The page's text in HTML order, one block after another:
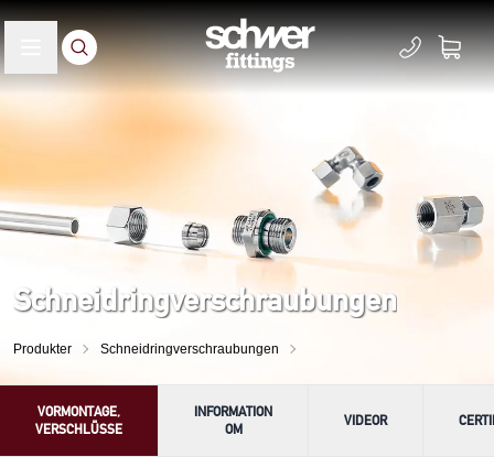
Schneidringverschraubungen
Produkter Schneidringverschraubungen
VORMONTAGE,
VERSCHLÜSSE
INFORMATION
OM
VIDEOR